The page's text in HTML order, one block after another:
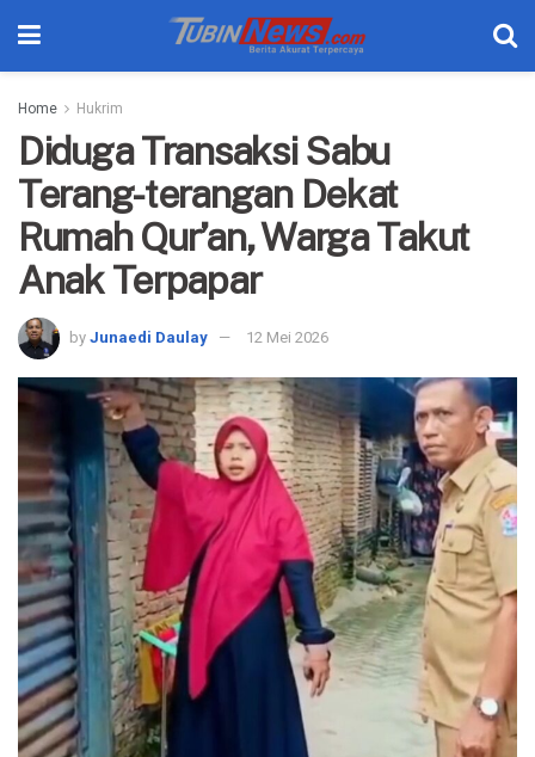
Home Hukrim
Diduga Transaksi Sabu
Terang-terangan Dekat
Rumah Qur’an, Warga Takut
Anak Terpapar
by Junaedi Daulay 12 Mei 2026